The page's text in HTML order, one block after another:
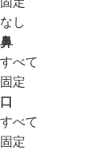
なし
鼻
すべて
固定
口
すべて
固定